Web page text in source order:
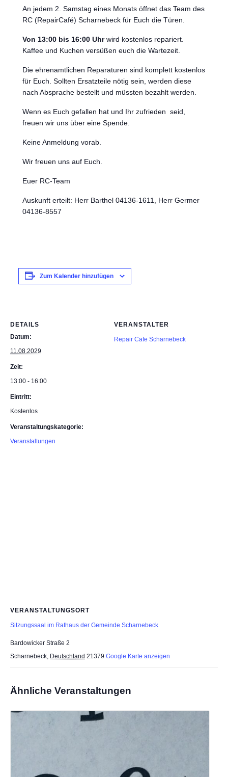
An jedem 2. Samstag eines Monats öffnet das Team des
RC (RepairCafé) Scharnebeck für Euch die Türen.
Von 13:00 bis 16:00 Uhrwird kostenlos repariert.
Kaffee und Kuchen versüßen euch die Wartezeit.
Die ehrenamtlichen Reparaturen sind komplett kostenlos
für Euch. Sollten Ersatzteile nötig sein, werden diese
nach Absprache bestellt und müssten bezahlt werden.
Wenn es Euch gefallen hat und Ihr zufrieden seid,
freuen wir uns über eine Spende.
Keine Anmeldung vorab.
Wir freuen uns auf Euch.
Euer RC-Team
Auskunft erteilt: Herr Barthel 04136-1611, Herr Germer
04136-8557
Zum Kalender hinzufügen
DETAILS
Datum:
11.08.2029
Zeit:
13:00 - 16:00
Eintritt:
Kostenlos
Veranstaltungskategorie:
Veranstaltungen
VERANSTALTER
Repair Cafe Scharnebeck
VERANSTALTUNGSORT
Sitzungssaal im Rathaus der Gemeinde Scharnebeck
Bardowicker Straße 2
Scharnebeck, Deutschland 21379 Google Karte anzeigen
Ähnliche Veranstaltungen